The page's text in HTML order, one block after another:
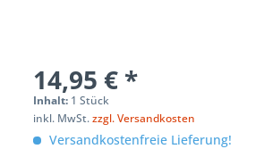
14,95 € *
Inhalt: 1 Stück
inkl. MwSt.zzgl. Versandkosten
Versandkostenfreie Lieferung!